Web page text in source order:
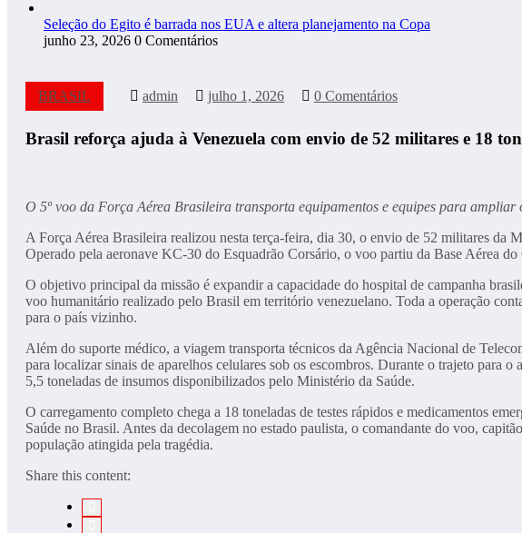
Seleção do Egito é barrada nos EUA e altera planejamento na Copa
junho 23, 2026 0 Comentários
BRASIL admin julho 1, 2026 0 Comentários
Brasil reforça ajuda à Venezuela com envio de 52 militares e 18
O 5º voo da Força Aérea Brasileira transporta equipamentos e equipes para
A Força Aérea Brasileira realizou nesta terça-feira, dia 30, o envio de 52 militares da
Operado pela aeronave KC-30 do Esquadrão Corsário, o voo partiu da Base Aérea
O objetivo principal da missão é expandir a capacidade do hospital de campanha
voo humanitário realizado pelo Brasil em território venezuelano. Toda a operação
para o país vizinho.
Além do suporte médico, a viagem transporta técnicos da Agência Nacional de
para localizar sinais de aparelhos celulares sob os escombros. Durante o trajeto para
5,5 toneladas de insumos disponibilizados pelo Ministério da Saúde.
O carregamento completo chega a 18 toneladas de testes rápidos e medicamentos
Saúde no Brasil. Antes da decolagem no estado paulista, o comandante do voo,
população atingida pela tragédia.
Share this content: